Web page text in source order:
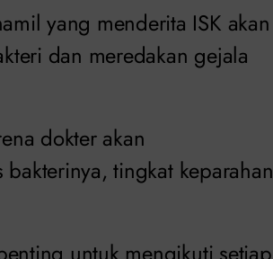
yang menderita ISK akan
dan meredakan gejala
dokter akan
tingkat keparahan